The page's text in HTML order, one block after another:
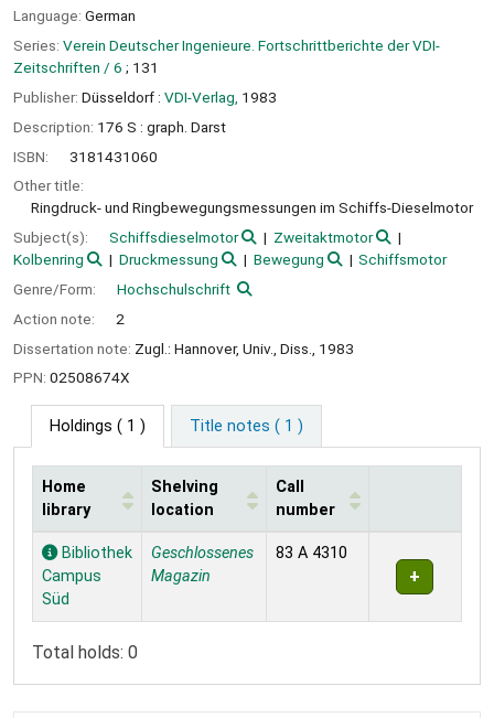
Language: German
Series: Verein Deutscher Ingenieure. Fortschrittberichte der VDI-
Zeitschriften / 6 ; 131
Publisher: Düsseldorf : VDI-Verlag, 1983
Description: 176 S : graph. Darst
ISBN:
3181431060
Other title:
Ringdruck- und Ringbewegungsmessungen im Schiffs-Dieselmotor
Subject(s):
Schiffsdieselmotor
Zweitaktmotor
Kolbenring
Druckmessung Bewegung
Schiffsmotor
Genre/Form:
Hochschulschrift
Action note:
2
Dissertation note: Zugl.: Hannover, Univ., Diss., 1983
PPN: 02508674X
Holdings ( 1 ) Title notes ( 1 )
Holdings
Home
library
Shelving
location
Call
number
Bibliothek
Campus
Süd
Geschlossenes
Magazin
83 A 4310
Total holds: 0